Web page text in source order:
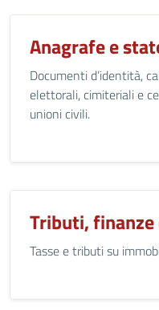
Anagrafe e
Documenti d’identità,
elettorali, cimiteriali e
unioni civili.
Tributi,
Tasse e tributi su